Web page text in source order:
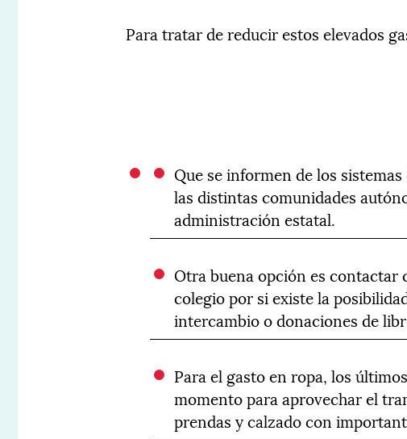
Para tratar de reducir estos elevados
Que se informen de los
las distintas comunidades
administración estatal.
Otra buena opción es contactar
colegio por si existe la
intercambio o donaciones de
Para el gasto en ropa, los
momento para aprovechar el
prendas y calzado con